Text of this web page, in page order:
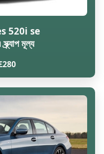
520i se
মূল্য
£280